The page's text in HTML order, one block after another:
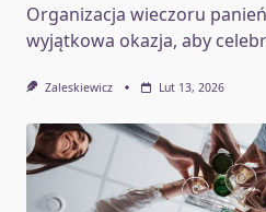
Organizacja wieczoru
wyjątkowa okazja, aby
Zaleskiewicz Lut 13, 2026